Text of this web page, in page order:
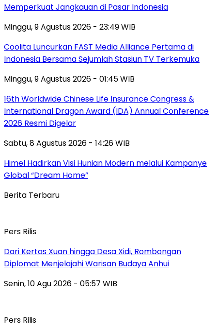
Memperkuat Jangkauan di Pasar Indonesia
Minggu, 9 Agustus 2026 - 23:49 WIB
Coolita Luncurkan FAST Media Alliance Pertama di
Indonesia Bersama Sejumlah Stasiun TV Terkemuka
Minggu, 9 Agustus 2026 - 01:45 WIB
16th Worldwide Chinese Life Insurance Congress &
International Dragon Award (IDA) Annual Conference
2026 Resmi Digelar
Sabtu, 8 Agustus 2026 - 14:26 WIB
Himel Hadirkan Visi Hunian Modern melalui Kampanye
Global “Dream Home”
Berita Terbaru
Pers Rilis
Dari Kertas Xuan hingga Desa Xidi, Rombongan
Diplomat Menjelajahi Warisan Budaya Anhui
Senin, 10 Agu 2026 - 05:57 WIB
Pers Rilis